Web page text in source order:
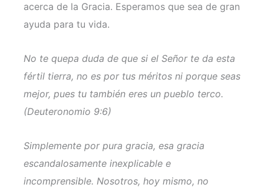
acerca de la Gracia. Esperamos que sea de gran
ayuda para tu vida.
No te quepa duda de que si el Señor te da esta
fértil tierra, no es por tus méritos ni porque seas
mejor, pues tu también eres un pueblo terco.
(Deuteronomio 9:6)
Simplemente por pura gracia, esa gracia
escandalosamente inexplicable e
incomprensible. Nosotros, hoy mismo, no